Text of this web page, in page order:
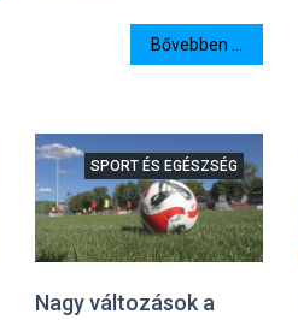
Bővebben ...
Nagy változások a
SPORT ÉS EGÉSZSÉG